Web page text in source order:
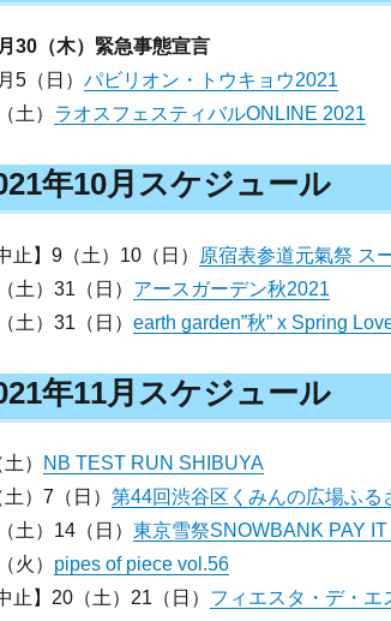
30（木）緊急事態宣言
5（日） パビリオン・トウキョウ2021
土） ラオスフェスティバルONLINE 2021
年10月スケジュール
止】9（土）10（日）
原宿表参道元氣祭 ス
土）31（日） アースガーデン秋2021
土）31（日） earth garden”秋” x Spring
年11月スケジュール
）
NB TEST RUN SHIBUYA
）7（日） 第44回渋谷区くみんの広場ふ
土）14（日） 東京雪祭SNOWBANK PAY
火） pipes of piece vol.56
止】20（土）21（日） フィエスタ・デ・エ